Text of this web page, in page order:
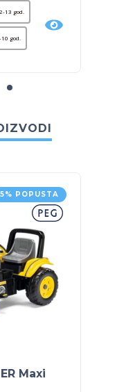
13 god.
god.
5% POPUSTA
Maxi